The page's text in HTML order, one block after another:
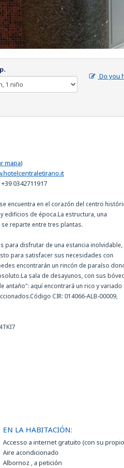
Do you
mapa)
+39 0342711917
encuentra en el corazón del centro
edificios de época.La estructura, una
reparte entre tres plantas.
para disfrutar de una estancia inolvidable,
para satisfacer sus necesidades con
encontrarán un rincón de paraíso
sala de desayunos, con sus
antaño": aquí encontrará un rico y variado
CIR: 014066-ALB-00009,
EN LA HABITACIÓN:
Accesso a internet gratuito (con su
Aire acondicionado
Albornoz , a petición